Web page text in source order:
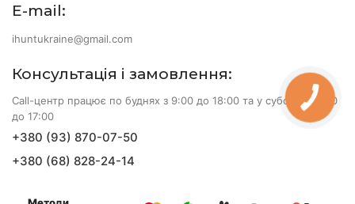
E-mail:
ihuntukraine@gmail.com
Консультація і замовлення:
Call-центр працює по буднях з 9:00 до 18:00 та у суботу з 10:00
до 17:00
+380 (93) 870-07-50
+380 (68) 828-24-14
КНОПКА
ЗВ'ЯЗКУ